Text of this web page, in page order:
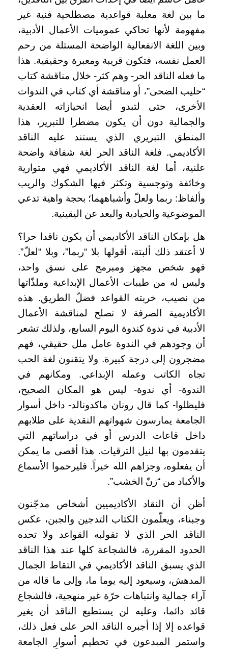
ما بين لغة معلبة قواعدية مصطلحية فنية غير
مفهومة لأنها تحاكي عموميات الأعمال الأدبية،
وبين اللغة الانفعالية الواضحة المستلة من رحم
العمل نفسه، فتكون قريبة ومعبرة وحقيقية. هذا
ما فعله الناقد الحر- وهم كثر- خلال مناقشة كتاب
“حليب الضحى”، أو مناقشة أي كتاب في الندوات
الأخرى، حتى لتبدو أيضا انحيازاته العقدية
والجمالية دون أن يكون مضطرا للتبرير، هذا
المنطق التبريري الذي يستند عليه الناقد
الأكاديمي. فلغة الناقد الحر لغة شفافة واضحة
علنية، أما لغة الناقد الأكاديمي فهي متوارية
وخائفة وتوجسية وتكثر فيها الشكوك والريب
وألفاظ: ربما ولعلّ وأشباههما؛ بحجة واهية تدعي
الموضوعية والحيادية والبعد عن اليقينية.
هل بإمكان الناقد الأكاديمي أن يكون ناقدا حرا؟
لا أعتقد ذلك ألبتة، أقولها بلا “ربما”، وبلا “لعلّ”.
فهو شخص مجهز ومبرمج على نسق واحد،
وليس له من طيبات الأعمال الإبداعية وملذّاتها
من نصيب، خربته القواعد فضلّ الطريق. هذه
الأكاديمية الصرفة لا تصلح لمناقشة الأعمال
الأدبية في ندوة كندوة اليوم السابع، ولذلك تشعر
أن وجودهم في الندوة عامل ملل حقيقي، فهم
مضجرون إلى درجة كبيرة. ولا يتقنون لغة الحب
تجاه الكاتب وعمله الإبداعي. ومكانهم في
الندوة- أي ندوة- ليس هو المكان الصحيح،
فليظلوا- كما قال رونان ماكدونالد- داخل أسوار
الجامعة يمارسون شهواتهم النقدية على طلابهم
داخل قاعات الدرس أو في دراساتهم التي
يتقدمون بها لنيل الترقيات. هذا أقصى ما يمكن
أن يفعلوه، وجزاهم الله خيراً. فليرحموا الأسماع
والأكباد من “زنّ الخشب”.
أظن أن النقاد الأكاديميين أشخاص مدجّنون
وجبناء، ويعلّمون الكتاب التدجين والجبن، عكس
الناقد الحر الذي لا تقولبه القواعد ولا تحده
الحدود المقررة، فالشجاعة كلها عند هذا الناقد
الذي يسبق الناقد الأكاديمي في التقاط الجمال
المدهش، وسيعود إليه يوما ما، وإلى ما قاله من
آراء جمالية وانتباهات حرّة غير منهجية، فالشجاع
قائد دائما، وعليه لن يستطيع الناقد أن يغير
قواعده إلا إذا أجبره الناقد الحر على فعل ذلك،
واستمر المبدعون في تحطيم أسوار الجامعة